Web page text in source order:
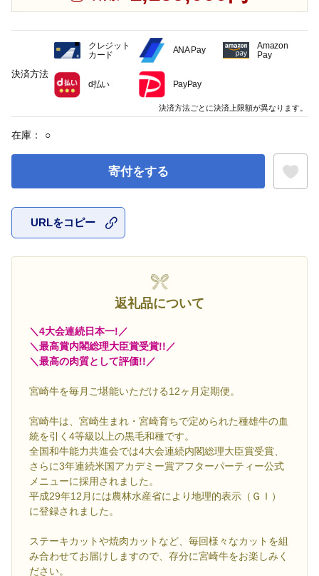
在庫： ○
寄付をする
URLをコピー
返礼品について
＼4大会連続日本一!／
＼最高賞内閣総理大臣賞受賞!!／
＼最高の肉質として評価!!／
宮崎牛を毎月ご堪能いただける12ヶ月定期便。
宮崎牛は、宮崎生まれ・宮崎育ちで定められた種雄牛の血
統を引く4等級以上の黒毛和種です。
全国和牛能力共進会では4大会連続内閣総理大臣賞受賞、
さらに3年連続米国アカデミー賞アフターパーティー公式
メニューに採用されました。
平成29年12月には農林水産省により地理的表示（ＧＩ）
に登録されました。
ステーキカットや焼肉カットなど、毎回様々なカットを組
み合わせてお届けしますので、存分に宮崎牛をお楽しみく
ださい。
決済方法
クレジット
カード
ANA Pay
Amazon
Pay
d払い PayPay
決済方法ごとに決済上限額が異なります。